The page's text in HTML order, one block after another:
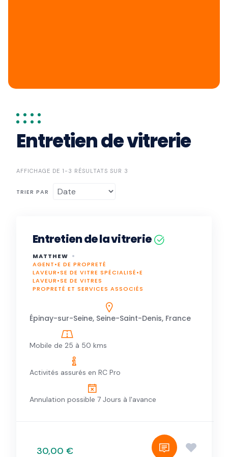
Entretien de vitrerie
AFFICHAGE DE 1-3 RÉSULTATS SUR 3
TRIER PAR
Entretien de la vitrerie
MATTHEW
AGENT•E DE PROPRETÉ
LAVEUR•SE DE VITRE SPÉCIALISÉ•E
LAVEUR•SE DE VITRES
PROPRETÉ ET SERVICES ASSOCIÉS
Épinay-sur-Seine, Seine-Saint-Denis, France
Mobile de 25 à 50 kms
Activités assurés en RC Pro
Annulation possible 7 Jours à l'avance
30,00 €